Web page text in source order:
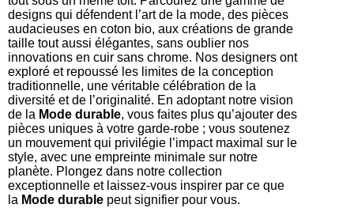
designs qui défendent l’art de la mode, des pièces
audacieuses en coton bio, aux créations de grande
taille tout aussi élégantes, sans oublier nos
innovations en cuir sans chrome. Nos designers ont
exploré et repoussé les limites de la conception
traditionnelle, une véritable célébration de la
diversité et de l’originalité. En adoptant notre vision
de la Mode durable, vous faites plus qu’ajouter des
pièces uniques à votre garde-robe ; vous soutenez
un mouvement qui privilégie l’impact maximal sur le
style, avec une empreinte minimale sur notre
planète. Plongez dans notre collection
exceptionnelle et laissez-vous inspirer par ce que
la Mode durable peut signifier pour vous.